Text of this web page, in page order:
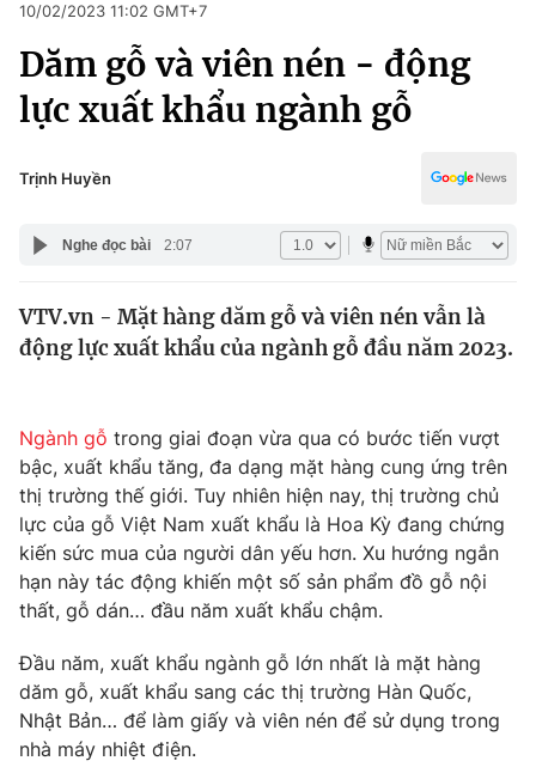
Chuyên mục
Chính trị
Pháp luật
Thế giới đó đây
Câu chuyện quốc tế
Kinh tế
Tài chính
Thị trường
Góc doanh nghiệp
Dữ liệu và đời sống
Truyền hình
Phim VTV
Hậu trường
Nhân vật
Giải trí
Điện ảnh
Âm nhạc
Đời sống
Pháp luật
Kinh tế
Thể thao
Truyền hình
Y tế
Công nghệ
10/02/2023 11:02 GMT+7
Dăm gỗ và viên nén - động
lực xuất khẩu ngành gỗ
Trịnh Huyền
Nghe đọc bài 2:07
VTV.vn - Mặt hàng dăm gỗ và viên nén vẫn là
động lực xuất khẩu của ngành gỗ đầu năm 2023.
Ngành gỗ trong giai đoạn vừa qua có bước tiến vượt
bậc, xuất khẩu tăng, đa dạng mặt hàng cung ứng trên
thị trường thế giới. Tuy nhiên hiện nay, thị trường chủ
lực của gỗ Việt Nam xuất khẩu là Hoa Kỳ đang chứng
kiến sức mua của người dân yếu hơn. Xu hướng ngắn
hạn này tác động khiến một số sản phẩm đồ gỗ nội
thất, gỗ dán… đầu năm xuất khẩu chậm.
Đầu năm, xuất khẩu ngành gỗ lớn nhất là mặt hàng
dăm gỗ, xuất khẩu sang các thị trường Hàn Quốc,
Nhật Bản… để làm giấy và viên nén để sử dụng trong
nhà máy nhiệt điện.